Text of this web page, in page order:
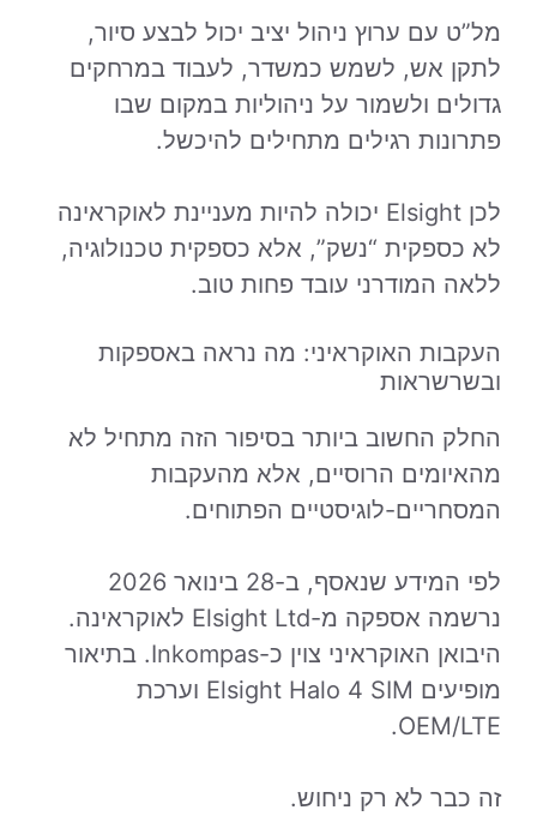
מל”ט עם ערוץ ניהול יציב יכול לבצע סיור,
לתקן אש, לשמש כמשדר, לעבוד במרחקים
גדולים ולשמור על ניהוליות במקום שבו
פתרונות רגילים מתחילים להיכשל.
לכן Elsight יכולה להיות מעניינת לאוקראינה
לא כספקית “נשק”, אלא כספקית טכנולוגיה,
ללאה המודרני עובד פחות טוב.
העקבות האוקראיני: מה נראה באספקות
ובשרשראות
החלק החשוב ביותר בסיפור הזה מתחיל לא
מהאיומים הרוסיים, אלא מהעקבות
המסחריים-לוגיסטיים הפתוחים.
לפי המידע שנאסף, ב-28 בינואר 2026
נרשמה אספקה מ-Elsight Ltd לאוקראינה.
היבואן האוקראיני צוין כ-Inkompas. בתיאור
מופיעים Elsight Halo 4 SIM וערכת
OEM/LTE.
זה כבר לא רק ניחוש.